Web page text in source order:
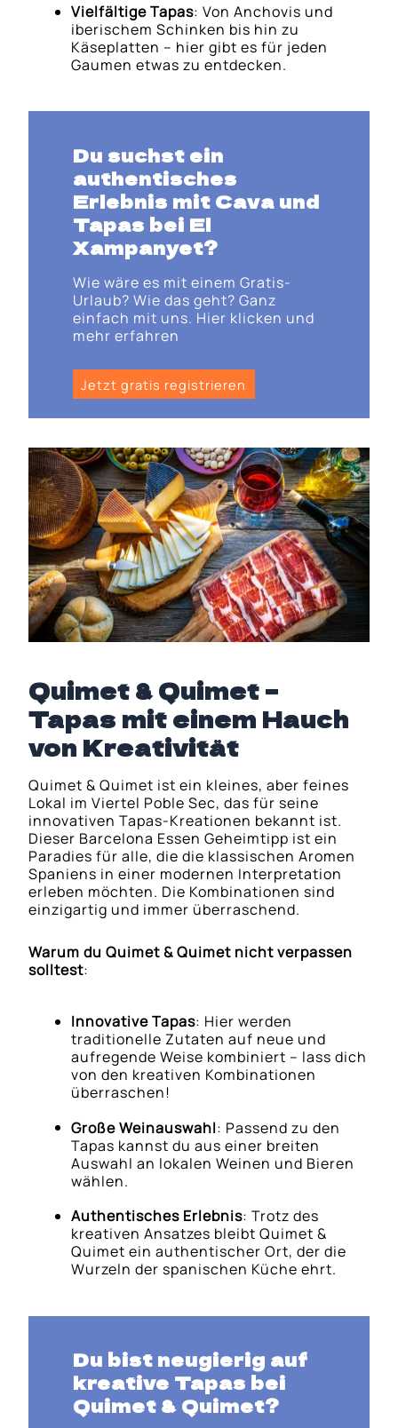
Vielfältige Tapas: Von Anchovis und
iberischem Schinken bis hin zu
Käseplatten – hier gibt es für jeden
Gaumen etwas zu entdecken.
Du suchst ein
authentisches
Erlebnis mit Cava und
Tapas bei El
Xampanyet?
Wie wäre es mit einem Gratis-
Urlaub? Wie das geht? Ganz
einfach mit uns. Hier klicken und
mehr erfahren
Jetzt gratis registrieren
Quimet & Quimet –
Tapas mit einem Hauch
von Kreativität
Quimet & Quimet ist ein kleines, aber feines
Lokal im Viertel Poble Sec, das für seine
innovativen Tapas-Kreationen bekannt ist.
Dieser Barcelona Essen Geheimtipp ist ein
Paradies für alle, die die klassischen Aromen
Spaniens in einer modernen Interpretation
erleben möchten. Die Kombinationen sind
einzigartig und immer überraschend.
Warum du Quimet & Quimet nicht verpassen
solltest:
Innovative Tapas: Hier werden
traditionelle Zutaten auf neue und
aufregende Weise kombiniert – lass dich
von den kreativen Kombinationen
überraschen!
Große Weinauswahl: Passend zu den
Tapas kannst du aus einer breiten
Auswahl an lokalen Weinen und Bieren
wählen.
Authentisches Erlebnis: Trotz des
kreativen Ansatzes bleibt Quimet &
Quimet ein authentischer Ort, der die
Wurzeln der spanischen Küche ehrt.
Du bist neugierig auf
kreative Tapas bei
Quimet & Quimet?